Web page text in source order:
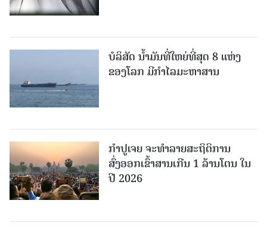
ບໍລິສັດ ນ້ຳມັນທີ່ໃຫຍ່ທີ່ສຸດ 8 ແຫ່ງ
ຂອງໂລກ ມີກຳໄລມະຫາສານ
ກຳປູເຈຍ ຈະທຳລາຍສະຖິຕິການ
ສົ່ງອອກເຂົ້າສານເກີນ 1 ລ້ານໂຕນ ໃນ
ປີ 2026